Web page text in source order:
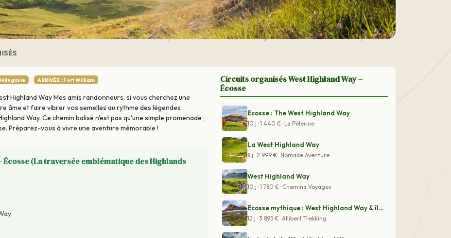
Milngavie ARRIVÉE : Fort William
Highland Way Mes amis randonneurs, si vous cherchez une
âme et faire vibrer vos semelles au rythme des légendes
Way. Ce chemin balisé n'est pas qu'une simple promenade ;
Préparez-vous à vivre une aventure mémorable !
Écosse (La traversée emblématique des Highlands
Circuits organisés West Highland Way –
Écosse
Ecosse : The West Highland Way
10 j · 1 440 € · La Pèlerine
La West Highland Way
8 j · 2 999 € · Nomade Aventure
West Highland Way
10 j · 1 780 € · Chamina Voyages
Ecosse mythique : West Highland Way & île de Skye
12 j · 3 895 € · Allibert Trekking